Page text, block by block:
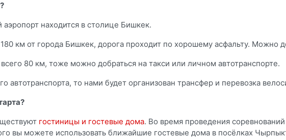
находится в столице Бишкек.
км от города Бишкек, дорога проходит по хорошему асфальту. Можно
80 км, тоже можно добраться на такси или личном автотранспорте.
автотранспорта, то нами будет организован трансфер и перевозка
гостиницы и гостевые дома. Во время проведения
вы можете использовать ближайшие гостевые дома в посёлках